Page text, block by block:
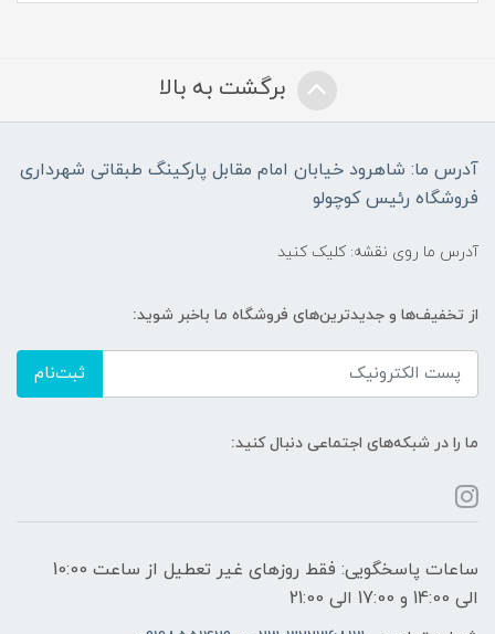
برگشت به بالا
آدرس ما: شاهرود خیابان امام مقابل پارکینگ طبقاتی شهرداری
فروشگاه رئیس کوچولو
آدرس ما روی نقشه: کلیک کنید
از تخفیف‌ها و جدیدترین‌های فروشگاه ما باخبر شوید:
ثبت‌نام
ما را در شبکه‌های اجتماعی دنبال کنید:
ساعات پاسخگویی: فقط روزهای غیر تعطیل از ساعت 10:00
الی 14:00 و 17:00 الی 21:00